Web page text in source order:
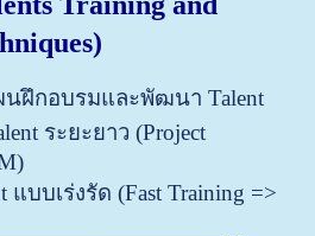
นฝึกอบรมและพัฒนา Talent
ระยะยาว (Project
แบบเร่งรัด (Fast Training =>